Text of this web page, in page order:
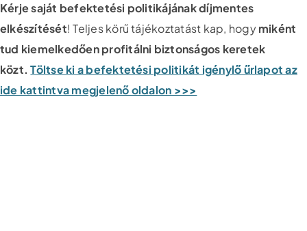
Kérje saját befektetési politikájának díjmentes
elkészítését! Teljes körű tájékoztatást kap, hogymiként
tud kiemelkedően profitálni biztonságos keretek
közt. Töltse ki a befektetési politikát igénylő űrlapot az
ide kattintva megjelenő oldalon >>>